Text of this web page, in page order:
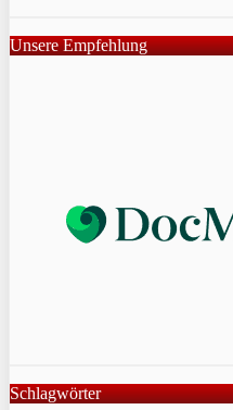
Unsere Empfehlung
Schlagwörter